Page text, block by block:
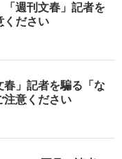
「週刊文春」記者を
ください
春」記者を騙る「な
注意ください